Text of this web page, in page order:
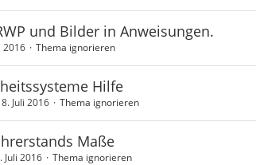
und Bilder in Anweisungen.
2016 Thema ignorieren
Hilfe
8. Juli 2016 Thema ignorieren
Maße
Juli 2016 Thema ignorieren